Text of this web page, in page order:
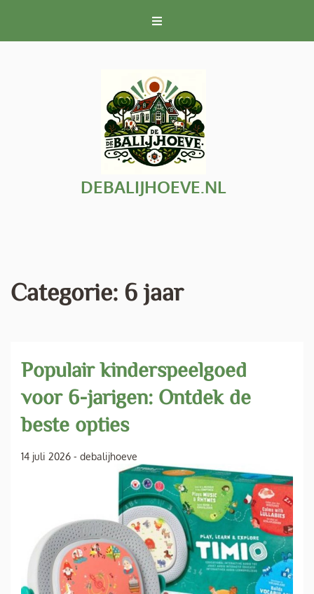
inhoud
DEBALIJHOEVE.NL
Categorie: 6 jaar
Populair kinderspeelgoed
voor 6-jarigen: Ontdek de
beste opties
14 juli 2026 - debalijhoeve